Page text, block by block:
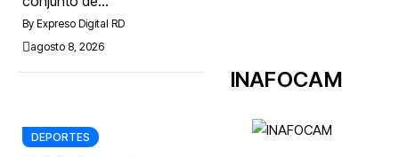
By Expreso Digital RD
agosto 8, 2026
DEPORTES
INAFOCAM